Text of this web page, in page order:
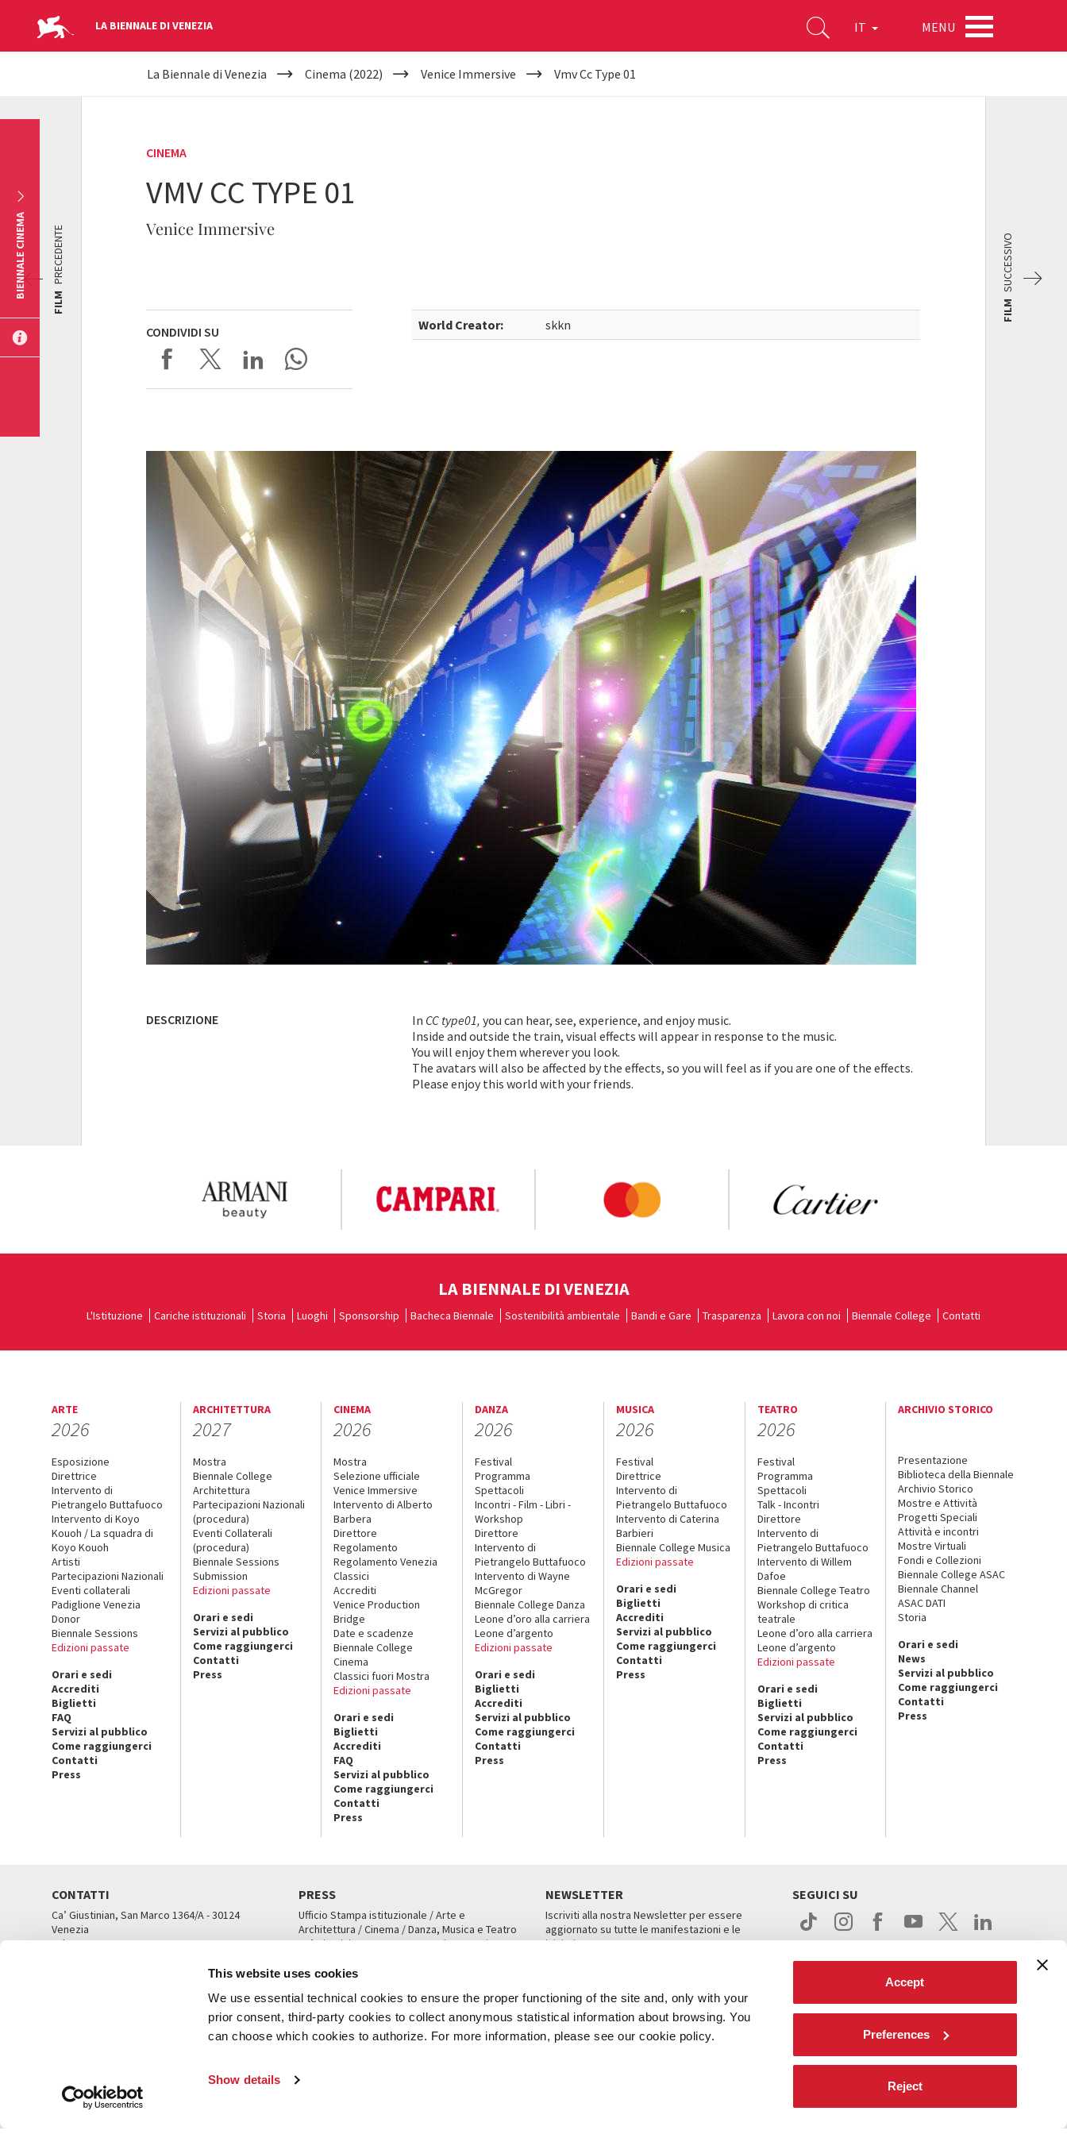
This website uses cookies
We use essential technical cookies to ensure the proper functioning of the site and, only with your
prior consent, third-party cookies to collect anonymous statistical information about browsing. You
can choose which cookies to authorize. For more information, please see our cookie policy.
Show details
Accept
Preferences
Reject
LA BIENNALE DI VENEZIA IT MENU
YOUR
La Biennale di Venezia Cinema (2022) Venice Immersive Vmv Cc Type 01
CINEMA
VMV CC TYPE 01
Venice Immersive
CONDIVIDI SU World Creator: skkn
FILM
SUCCESSIVO
FILM
PRECEDENTE
DESCRIZIONE In CC type01, you can hear, see, experience, and enjoy music.
Inside and outside the train, visual effects will appear in response to the music.
You will enjoy them wherever you look.
The avatars will also be affected by the effects, so you will feel as if you are one of the effects.
Please enjoy this world with your friends.
BIENNALE CINEMA
LA BIENNALE DI VENEZIA
L'Istituzione Cariche istituzionali Storia Luoghi Sponsorship Bacheca Biennale Sostenibilità ambientale Bandi e Gare Trasparenza Lavora con noi Biennale College Contatti
ARTE
2026
Esposizione
Direttrice
Intervento di
Pietrangelo Buttafuoco
Intervento di Koyo
Kouoh / La squadra di
Koyo Kouoh
Artisti
Partecipazioni Nazionali
Eventi collaterali
Padiglione Venezia
Donor
Biennale Sessions
Edizioni passate
Orari e sedi
Accrediti
Biglietti
FAQ
Servizi al pubblico
Come raggiungerci
Contatti
Press
ARCHITETTURA
2027
Mostra
Biennale College
Architettura
Partecipazioni Nazionali
(procedura)
Eventi Collaterali
(procedura)
Biennale Sessions
Submission
Edizioni passate
Orari e sedi
Servizi al pubblico
Come raggiungerci
Contatti
Press
CINEMA
2026
Mostra
Selezione ufficiale
Venice Immersive
Intervento di Alberto
Barbera
Direttore
Regolamento
Regolamento Venezia
Classici
Accrediti
Venice Production
Bridge
Date e scadenze
Biennale College
Cinema
Classici fuori Mostra
Edizioni passate
Orari e sedi
Biglietti
Accrediti
FAQ
Servizi al pubblico
Come raggiungerci
Contatti
Press
DANZA
2026
Festival
Programma
Spettacoli
Incontri - Film - Libri -
Workshop
Direttore
Intervento di
Pietrangelo Buttafuoco
Intervento di Wayne
McGregor
Biennale College Danza
Leone d’oro alla carriera
Leone d’argento
Edizioni passate
Orari e sedi
Biglietti
Accrediti
Servizi al pubblico
Come raggiungerci
Contatti
Press
MUSICA
2026
Festival
Direttrice
Intervento di
Pietrangelo Buttafuoco
Intervento di Caterina
Barbieri
Biennale College Musica
Edizioni passate
Orari e sedi
Biglietti
Accrediti
Servizi al pubblico
Come raggiungerci
Contatti
Press
TEATRO
2026
Festival
Programma
Spettacoli
Talk - Incontri
Direttore
Intervento di
Pietrangelo Buttafuoco
Intervento di Willem
Dafoe
Biennale College Teatro
Workshop di critica
teatrale
Leone d’oro alla carriera
Leone d’argento
Edizioni passate
Orari e sedi
Biglietti
Servizi al pubblico
Come raggiungerci
Contatti
Press
ARCHIVIO STORICO
Presentazione
Biblioteca della Biennale
Archivio Storico
Mostre e Attività
Progetti Speciali
Attività e incontri
Mostre Virtuali
Fondi e Collezioni
Biennale College ASAC
Biennale Channel
ASAC DATI
Storia
Orari e sedi
News
Servizi al pubblico
Come raggiungerci
Contatti
Press
CONTATTI
Ca’ Giustinian, San Marco 1364/A - 30124
Venezia
Tel. 041 5218711
PRESS
Ufficio Stampa istituzionale / Arte e
Architettura / Cinema / Danza, Musica e Teatro
Ca’ Giustinian, San Marco 1364/A, Venezia
UFFICI STAMPA
NEWSLETTER
Iscriviti alla nostra Newsletter per essere
aggiornato su tutte le manifestazioni e le
iniziative.
SEGUICI SU